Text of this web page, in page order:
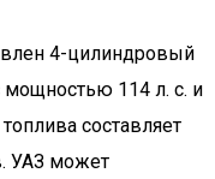
4-цилиндровый
114 л. с. и
составляет
УАЗ может